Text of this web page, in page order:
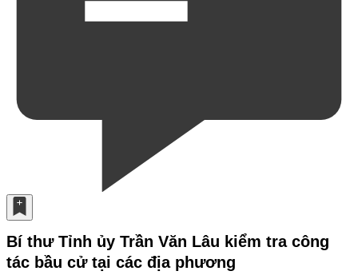
Bí thư Tỉnh ủy Trần Văn Lâu kiểm tra công
tác bầu cử tại các địa phương